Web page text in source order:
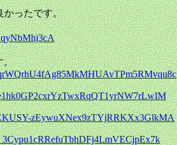
かったです。
。
zEywuXNex9zTYjRRKXx3GlkMA